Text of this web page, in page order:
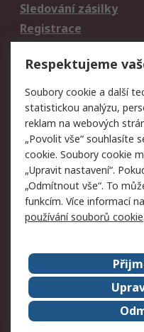
Sledování zásilky
Registrace
Právní
Autorská práva
Prohlášení o ochraně
údajů
Zásady pro soubory
cookie
O naší společnosti
Kariéra
ESG
Respektujeme
Soubory cookie a další
statistickou analýzu,
reklam na webových
„Povolit vše“ souhlasíte
cookie. Soubory cookie
„Upravit nastavení“.
„Odmítnout vše“. To
funkcím. Více informací
používání souborů cookie.